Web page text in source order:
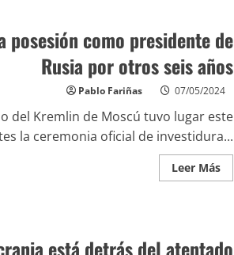
posesión como presidente de
Rusia por otros seis años
Pablo Fariñas 07/05/2024
del Kremlin de Moscú tuvo lugar este
la ceremonia oficial de investidura...
Leer Más
está detrás del atentado